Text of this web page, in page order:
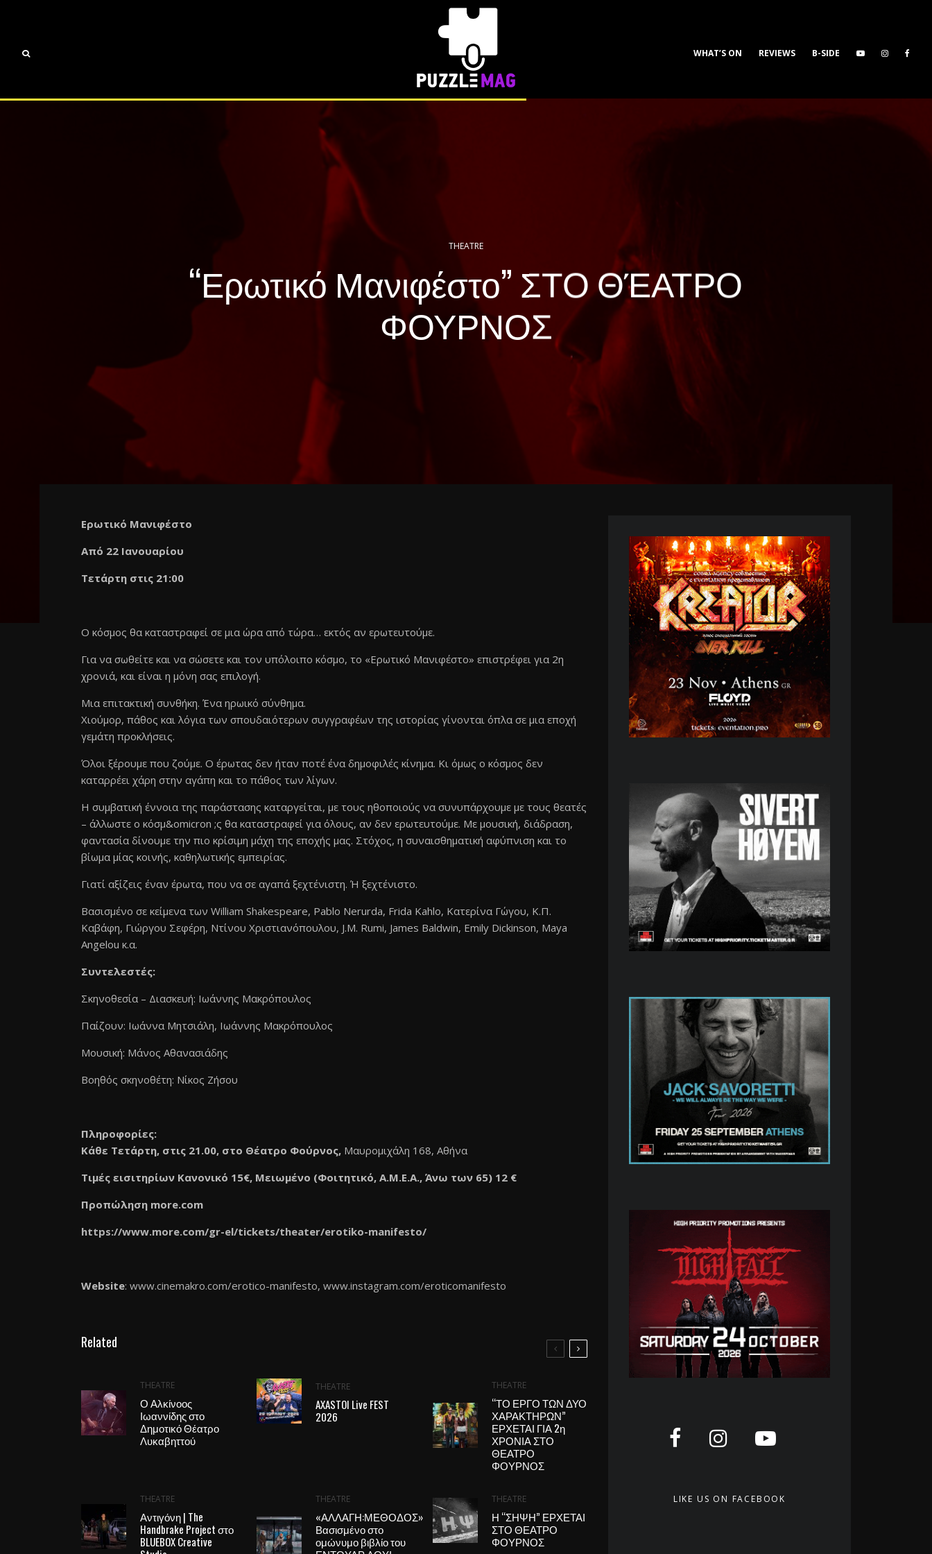
B-SIDE
REVIEWS
WHAT’S ON
THEATRE
“Ερωτικό Μανιφέστο” ΣΤΟ ΘΈΑΤΡΟ
ΦΟΥΡΝΟΣ
Ερωτικό Μανιφέστο
Από 22 Ιανουαρίου
Τετάρτη στις 21:00
O κόσμος θα καταστραφεί σε μια ώρα από τώρα… εκτός αν ερωτευτούμε.
Για να σωθείτε και να σώσετε και τον υπόλοιπο κόσμο, το «Ερωτικό Μανιφέστο» επιστρέφει για 2η
χρονιά, και είναι η μόνη σας επιλογή.
Μια επιτακτική συνθήκη. Ένα ηρωικό σύνθημα.
Χιούμορ, πάθος και λόγια των σπουδαιότερων συγγραφέων της ιστορίας γίνονται όπλα σε μια εποχή
γεμάτη προκλήσεις.
Όλοι ξέρουμε που ζούμε. Ο έρωτας δεν ήταν ποτέ ένα δημοφιλές κίνημα. Κι όμως ο κόσμος δεν
καταρρέει χάρη στην αγάπη και το πάθος των λίγων.
Η συμβατική έννοια της παράστασης καταργείται, με τους ηθοποιούς να συνυπάρχουμε με τους θεατές
– άλλωστε ο κόσμ&omicron ;ς θα καταστραφεί για όλους, αν δεν ερωτευτούμε. Με μουσική, διάδραση,
φαντασία δίνουμε την πιο κρίσιμη μάχη της εποχής μας. Στόχος, η συναισθηματική αφύπνιση και το
βίωμα μίας κοινής, καθηλωτικής εμπειρίας.
Γιατί αξίζεις έναν έρωτα, που να σε αγαπά ξεχτένιστη. Ή ξεχτένιστο.
Βασισμένο σε κείμενα των William Shakespeare, Pablo Nerurda, Frida Kahlo, Κατερίνα Γώγου, Κ.Π.
Καβάφη, Γιώργου Σεφέρη, Nτίνου Χριστιανόπουλου, J.M. Rumi, James Baldwin, Emily Dickinson, Maya
Angelou κ.α.
Συντελεστές:
Σκηνοθεσία – Διασκευή: Ιωάννης Μακρόπουλος
Παίζουν: Ιωάννα Μητσιάλη, Ιωάννης Μακρόπουλος
Μουσική: Μάνος Αθανασιάδης
Βοηθός σκηνοθέτη: Νίκος Ζήσου
Πληροφορίες:
Κάθε Τετάρτη, στις 21.00, στο Θέατρο Φούρνος, Μαυρομιχάλη 168, Αθήνα
Τιμές εισιτηρίων Κανονικό 15€, Μειωμένο (Φοιτητικό, Α.Μ.Ε.Α., Άνω των 65) 12 €
Προπώληση more.com
https://www.more.com/gr-el/tickets/theater/erotiko-manifesto/
Website: www.cinemakro.com/erotico-manifesto, www.instagram.com/eroticomanifesto
Related
THEATRE
Ο Αλκίνοος
Ιωαννίδης στο
Δημοτικό Θέατρο
Λυκαβηττού
THEATRE
AXASTOI Live FEST
2026
THEATRE
“ΤΟ ΕΡΓΟ ΤΩΝ ΔΥΟ
ΧΑΡΑΚΤΗΡΩΝ”
ΕΡΧΕΤΑΙ ΓΙΑ 2η
ΧΡΟΝΙΑ ΣΤΟ
ΘΕΑΤΡΟ
ΦΟΥΡΝΟΣ
THEATRE
Αντιγόνη | The
Handbrake Project στο
BLUEBOX Creative
THEATRE
«ΑΛΛΑΓΗ:ΜΕΘΟΔΟΣ»
Βασισμένο στο
ομώνυμο βιβλίο του
THEATRE
Η “ΣΗΨΗ” ΕΡΧΕΤΑΙ
ΣΤΟ ΘΕΑΤΡΟ
ΦΟΥΡΝΟΣ
LIKE US ON FACEBOOK